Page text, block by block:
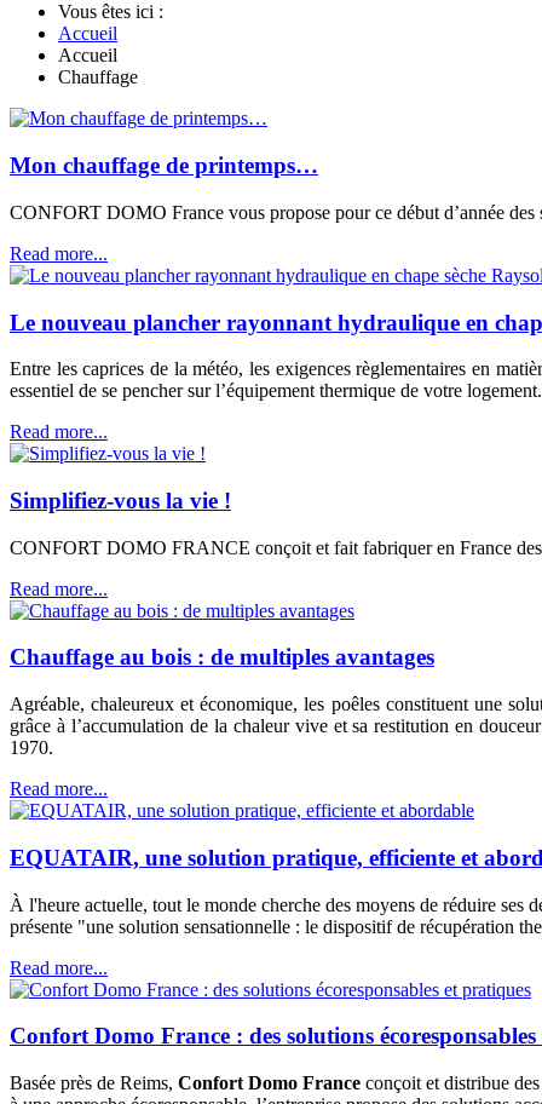
Vous êtes ici :
Accueil
Accueil
Chauffage
Mon chauffage de printemps…
CONFORT DOMO France vous propose pour ce début d’année
Read more...
Le nouveau plancher rayonnant hydraulique en
Entre les caprices de la météo, les exigences règlementaires en
essentiel de se pencher sur l’équipement thermique de votre
Read more...
Simplifiez-vous la vie !
CONFORT DOMO FRANCE conçoit et fait fabriquer en France des
Read more...
Chauffage au bois : de multiples avantages
Agréable, chaleureux et économique, les poêles constituent une
grâce à l’accumulation de la chaleur vive et sa restitution en
1970.
Read more...
EQUATAIR, une solution pratique, efficiente et
À l'heure actuelle, tout le monde cherche des moyens de réduire ses
présente "une solution sensationnelle : le dispositif de récupération
Read more...
Confort Domo France : des solutions
Basée près de Reims, Confort Domo France conçoit et distribue